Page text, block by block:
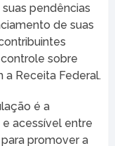
pendências
de suas
sobre
Receita Federal.
é a
acessível entre
promover a